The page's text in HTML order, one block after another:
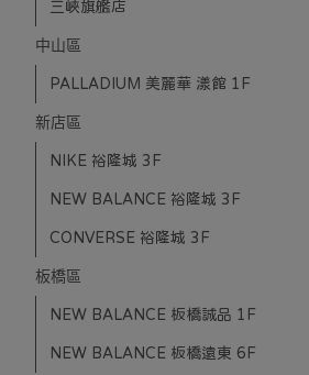
三峽旗艦店
中山區
PALLADIUM 美麗華 漾館 1F
新店區
NIKE 裕隆城 3F
NEW BALANCE 裕隆城 3F
CONVERSE 裕隆城 3F
板橋區
NEW BALANCE 板橋誠品 1F
NEW BALANCE 板橋遠東 6F